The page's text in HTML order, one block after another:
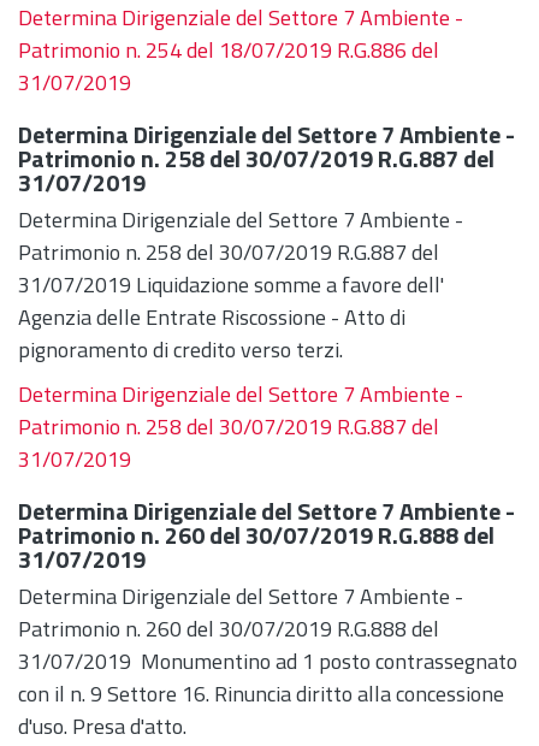
Determina Dirigenziale del Settore 7 Ambiente -
Patrimonio n. 254 del 18/07/2019 R.G.886 del
31/07/2019
Determina Dirigenziale del Settore 7 Ambiente -
Patrimonio n. 258 del 30/07/2019 R.G.887 del
31/07/2019
Determina Dirigenziale del Settore 7 Ambiente -
Patrimonio n. 258 del 30/07/2019 R.G.887 del
31/07/2019 Liquidazione somme a favore dell'
Agenzia delle Entrate Riscossione - Atto di
pignoramento di credito verso terzi.
Determina Dirigenziale del Settore 7 Ambiente -
Patrimonio n. 258 del 30/07/2019 R.G.887 del
31/07/2019
Determina Dirigenziale del Settore 7 Ambiente -
Patrimonio n. 260 del 30/07/2019 R.G.888 del
31/07/2019
Determina Dirigenziale del Settore 7 Ambiente -
Patrimonio n. 260 del 30/07/2019 R.G.888 del
31/07/2019 Monumentino ad 1 posto contrassegnato
con il n. 9 Settore 16. Rinuncia diritto alla concessione
d'uso. Presa d'atto.